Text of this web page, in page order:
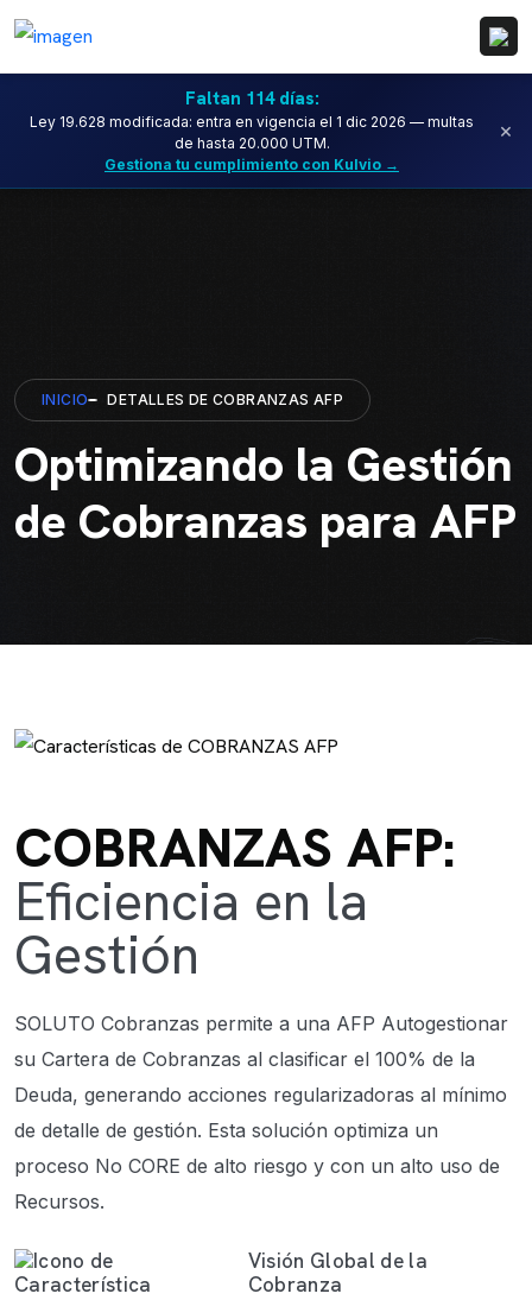
Faltan 114 días:
Ley 19.628 modificada: entra en vigencia el 1 dic 2026 — multas
de hasta 20.000 UTM.
Gestiona tu cumplimiento con Kulvio →
×
INICIO DETALLES DE COBRANZAS AFP
Optimizando la Gestión
de Cobranzas para AFP
COBRANZAS AFP:
Eficiencia en la
Gestión
SOLUTO Cobranzas permite a una AFP Autogestionar
su Cartera de Cobranzas al clasificar el 100% de la
Deuda, generando acciones regularizadoras al mínimo
de detalle de gestión. Esta solución optimiza un
proceso No CORE de alto riesgo y con un alto uso de
Recursos.
Visión Global de la
Cobranza